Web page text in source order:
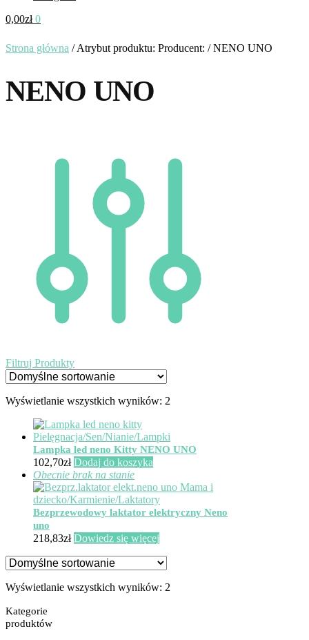
0,00zł 0
Strona główna /Atrybut produktu: Producent: /NENO UNO
NENO UNO
Filtruj Produkty
Wyświetlanie wszystkich wyników: 2
Lampka led neno Kitty NENO UNO
102,70zł Dodaj do koszyka
Obecnie brak na stanie
Bezprzewodowy laktator elektryczny Neno
uno
218,83zł Dowiedz się więcej
Wyświetlanie wszystkich wyników: 2
Kategorie
produktów